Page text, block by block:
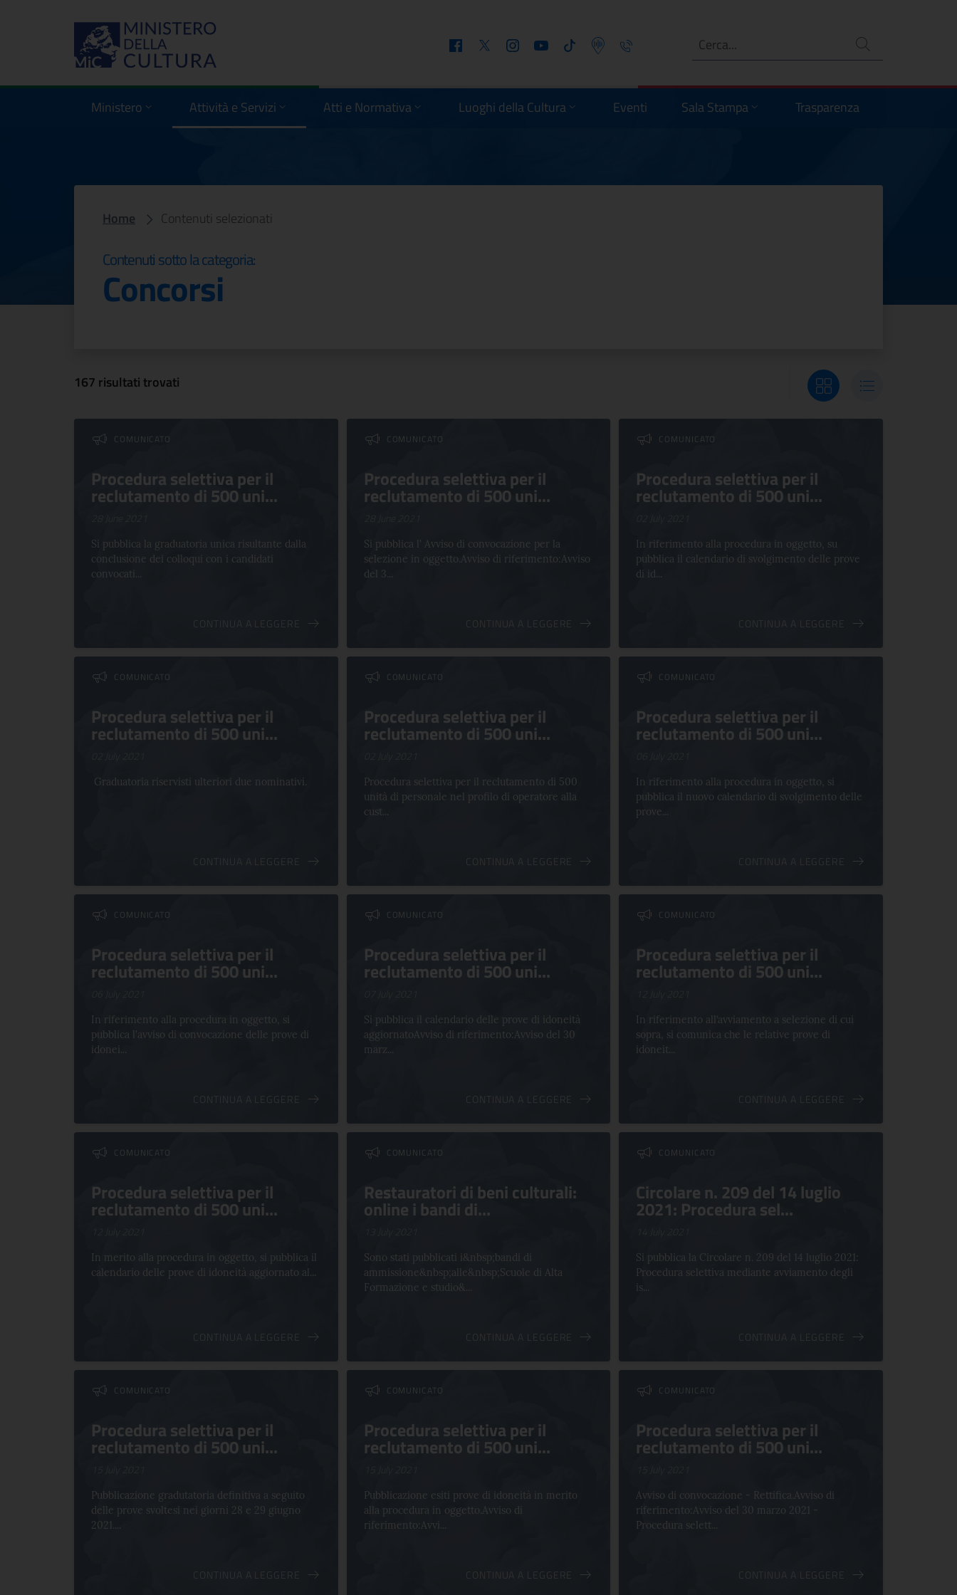
FacebookTwitter InstagramYoutube Tiktok Podcast Telefono Ricerca
Ministero Attività e Servizi Atti e Normativa Luoghi della Cultura Eventi Sala Stampa Trasparenza
Comunicati nella categoria Concorsi
Home Contenuti selezionati
Contenuti sotto la categoria:
Concorsi
167 risultati trovati
Visualizza grigliaVisualizza elenco
Comunicati nella categoria Concorsi
COMUNICATO
Procedura selettiva per il
reclutamento di 500 uni...
Si pubblica la graduatoria unica risultante dalla
conclusione dei colloqui con i candidati
convocati...
CONTINUA A LEGGERE
COMUNICATO
Procedura selettiva per il
reclutamento di 500 uni...
Si pubblica l' Avviso di convocazione per la
selezione in oggetto.Avviso di riferimento:Avviso
del 3...
CONTINUA A LEGGERE
COMUNICATO
Procedura selettiva per il
reclutamento di 500 uni...
In riferimento alla procedura in oggetto, su
pubblica il calendario di svolgimento delle prove
di id...
CONTINUA A LEGGERE
COMUNICATO
Procedura selettiva per il
reclutamento di 500 uni...
Graduatoria riservisti ulteriori due nominativi.
CONTINUA A LEGGERE
COMUNICATO
Procedura selettiva per il
reclutamento di 500 uni...
Procedura selettiva per il reclutamento di 500
unità di personale nel profilo di operatore alla
cust...
CONTINUA A LEGGERE
COMUNICATO
Procedura selettiva per il
reclutamento di 500 uni...
In riferimento alla procedura in oggetto, si
pubblica il nuovo calendario di svolgimento delle
prove...
CONTINUA A LEGGERE
COMUNICATO
Procedura selettiva per il
reclutamento di 500 uni...
In riferimento alla procedura in oggetto, si
pubblica l'avviso di convocazione delle prove di
idonei...
CONTINUA A LEGGERE
COMUNICATO
Procedura selettiva per il
reclutamento di 500 uni...
Si pubblica il calendario delle prove di idoneità
aggiornatoAvviso di riferimento:Avviso del 30
marz...
CONTINUA A LEGGERE
COMUNICATO
Procedura selettiva per il
reclutamento di 500 uni...
In riferimento all’avviamento a selezione di cui
sopra, si comunica che le relative prove di
idoneit...
CONTINUA A LEGGERE
COMUNICATO
Procedura selettiva per il
reclutamento di 500 uni...
In merito alla procedura in oggetto, si pubblica il
calendario delle prove di idoneità aggiornato al...
CONTINUA A LEGGERE
COMUNICATO
Restauratori di beni culturali:
online i bandi di...
Sono stati pubblicati i&nbsp;bandi di
ammissione&nbsp;alle&nbsp;Scuole di Alta
Formazione e studio&...
CONTINUA A LEGGERE
COMUNICATO
Circolare n. 209 del 14 luglio
2021: Procedura sel...
Si pubblica la Circolare n. 209 del 14 luglio 2021:
Procedura selettiva mediante avviamento degli
is...
CONTINUA A LEGGERE
COMUNICATO
Procedura selettiva per il
reclutamento di 500 uni...
Pubblicazione gradutatoria definitiva a seguito
delle prove svoltesi nei giorni 28 e 29 giugno
2021....
CONTINUA A LEGGERE
COMUNICATO
Procedura selettiva per il
reclutamento di 500 uni...
Pubblicazione esiti prove di idoneità in merito
alla procedura in oggetto.Avviso di
riferimento:Avvi...
CONTINUA A LEGGERE
COMUNICATO
Procedura selettiva per il
reclutamento di 500 uni...
Avviso di convocazione - Rettifica.Avviso di
riferimento:Avviso del 30 marzo 2021 -
Procedura selett...
CONTINUA A LEGGERE